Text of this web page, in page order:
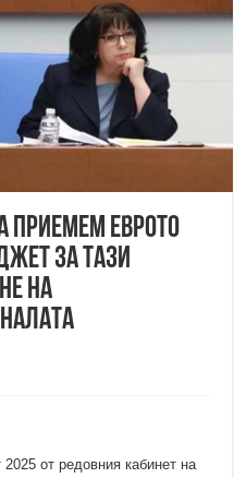
приемем еврото
за тази
на
от редовния кабинет на